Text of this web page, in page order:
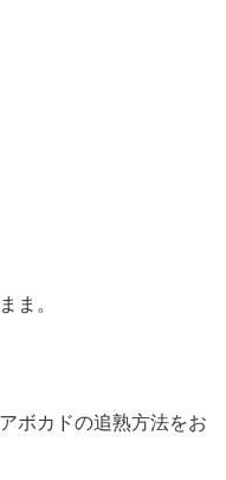
ま。
ボカドの追熟方法をお